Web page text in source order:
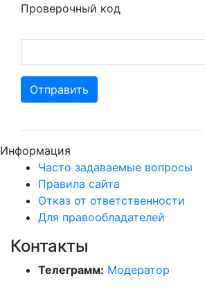
Проверочный код
Отправить
Информация
Часто задаваемые вопросы
Правила сайта
Отказ от ответственности
Для правообладателей
Контакты
Телеграмм: Модератор